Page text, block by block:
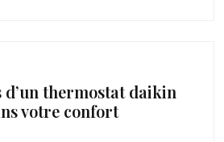
d’un thermostat daikin
votre confort